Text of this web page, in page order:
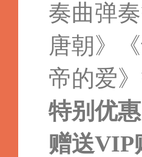
奏曲弹
唐朝》
帝的爱》
特别优
赠送VIP